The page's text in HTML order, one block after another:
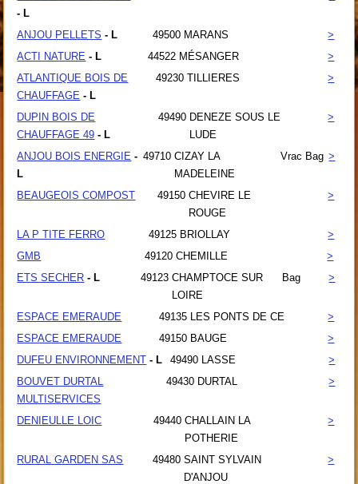
- L
ANJOU PELLETS - L 49500 MARANS
>
ACTI NATURE - L 44522 MÉSANGER
>
ATLANTIQUE BOIS DE
CHAUFFAGE - L
49230 TILLIERES >
DUPIN BOIS DE
CHAUFFAGE 49 - L
49490 DENEZE SOUS LE
LUDE
>
ANJOU BOIS ENERGIE -
L
49710 CIZAY LA
MADELEINE
Vrac Bag >
BEAUGEOIS COMPOST 49150 CHEVIRE LE
ROUGE
>
LA P TITE FERRO 49125 BRIOLLAY
>
GMB
49120 CHEMILLE
>
ETS SECHER - L 49123 CHAMPTOCE SUR
LOIRE
Bag >
ESPACE EMERAUDE 49135 LES PONTS DE CE
>
ESPACE EMERAUDE
49150 BAUGE
>
DUFEU ENVIRONNEMENT - L 49490 LASSE
>
BOUVET DURTAL
MULTISERVICES
49430 DURTAL >
DENIEULLE LOIC 49440 CHALLAIN LA
POTHERIE
>
RURAL GARDEN SAS 49480 SAINT SYLVAIN
D'ANJOU
>